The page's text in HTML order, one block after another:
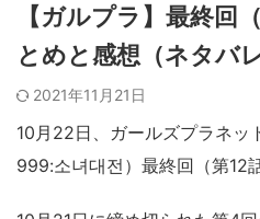
【ガルプラ】最終回
とめと感想（ネタバ
2021年11月21日
10月22日、ガールズプラネッ
999:소녀대전）最終回（第12